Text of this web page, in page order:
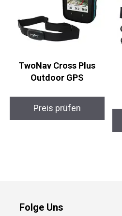
TwoNav Cross Plus
Outdoor GPS